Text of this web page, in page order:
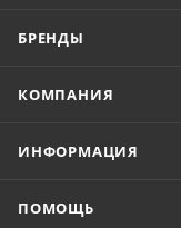
БРЕНДЫ
КОМПАНИЯ
ИНФОРМАЦИЯ
ПОМОЩЬ